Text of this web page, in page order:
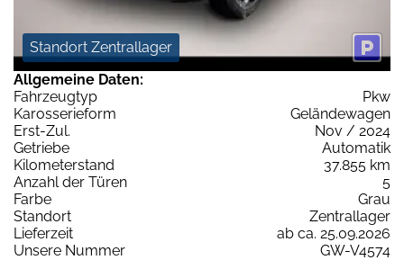
Standort Zentrallager
Allgemeine Daten:
Fahrzeugtyp
Pkw
Karosserieform
Geländewagen
Erst-Zul.
Nov / 2024
Getriebe
Automatik
Kilometerstand
37.855 km
Anzahl der Türen
5
Farbe
Grau
Standort
Zentrallager
Lieferzeit
ab ca. 25.09.2026
Unsere Nummer
GW-V4574